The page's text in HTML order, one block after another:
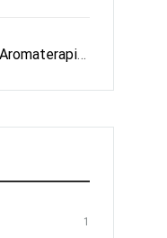
🎄✨ Difusores de Aromaterapia: O Presente de Natal Que Perfuma, Equilibra e Encanta
1